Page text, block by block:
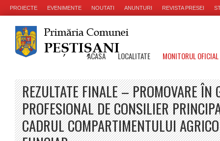
PROIECTE EVENIMENTE NOUTATI ANUNTURI REVISTA PRESEI
ACASA LOCALITATE MONITORUL
REZULTATE FINALE – PROMOVARE ÎN
PROFESIONAL DE CONSILIER
CADRUL COMPARTIMENTULUI